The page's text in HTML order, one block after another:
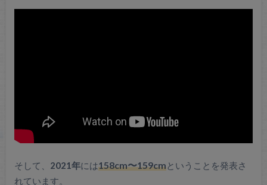
そして、 2021年には158cm〜159cmということを発表さ
れています。